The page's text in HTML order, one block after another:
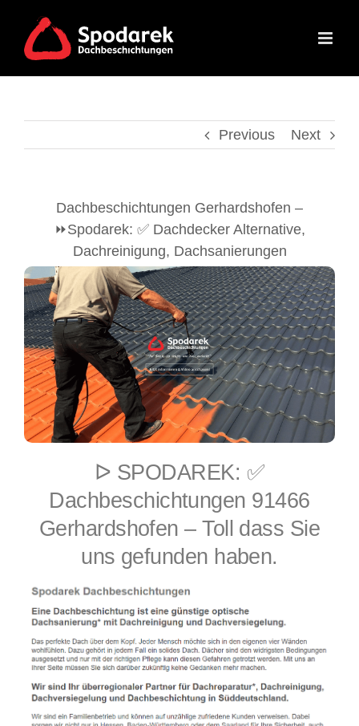
content
Previous Next
Dachbeschichtungen Gerhardshofen –
⏩Spodarek: ✅ Dachdecker Alternative,
Dachreinigung, Dachsanierungen
ᐅ SPODAREK: ✅
Dachbeschichtungen 91466
Gerhardshofen – Toll dass Sie
uns gefunden haben.